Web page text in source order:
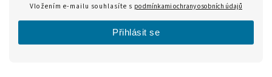
Vložením e-mailu souhlasíte s podmínkami ochrany osobních údajů
Přihlásit se